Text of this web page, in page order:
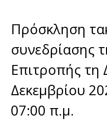
Πρόσκληση
συνεδρίασης
Επιτροπής τη
Δεκεμβρίου
07:00 π.μ.